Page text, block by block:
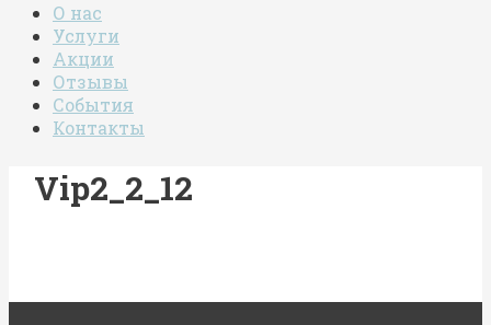
О нас
Услуги
Акции
Отзывы
События
Контакты
Vip2_2_12